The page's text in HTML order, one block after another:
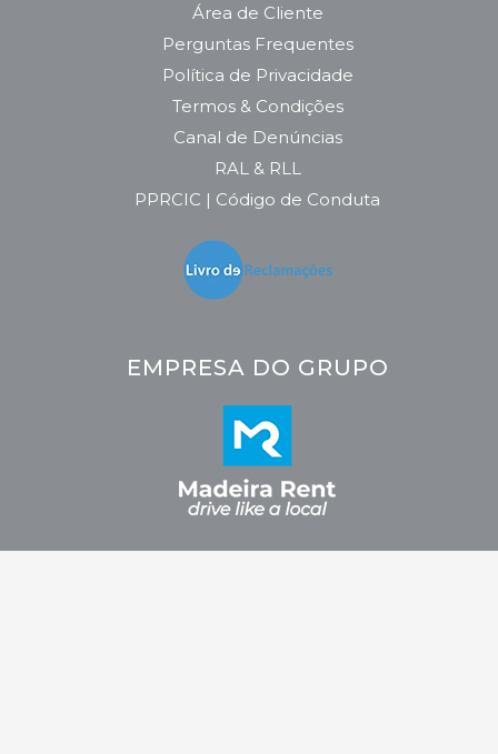
Área de Cliente
Perguntas Frequentes
Política de Privacidade
Termos & Condições
Canal de Denúncias
RAL & RLL
PPRCIC | Código de Conduta
EMPRESA DO GRUPO